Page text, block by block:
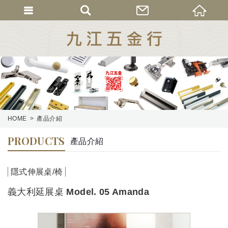
HOME 產品介紹
PRODUCTS 產品介紹
隱式伸展桌/椅
義大利延展桌 Model. 05 Amanda